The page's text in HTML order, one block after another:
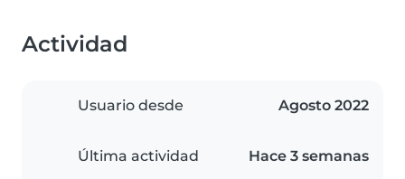
Actividad
Usuario desde Agosto 2022
Última actividad Hace 3 semanas